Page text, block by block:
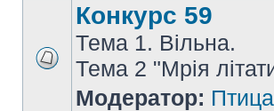
Конкурс 59
Тема 1. Вільна.
Тема 2 "Мрія
Модератор: